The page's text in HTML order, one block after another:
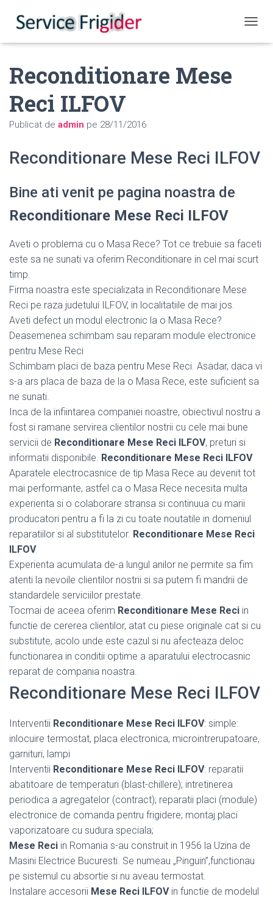
Reconditionare Mese
Reci ILFOV
Publicat de admin pe 28/11/2016
Reconditionare Mese Reci ILFOV
Bine ati venit pe pagina noastra de
Reconditionare Mese Reci ILFOV
Aveti o problema cu o Masa Rece? Tot ce trebuie sa faceti
este sa ne sunati va oferim Reconditionare in cel mai scurt
timp.
Firma noastra este specializata in Reconditionare Mese
Reci pe raza judetului ILFOV, in localitatiile de mai jos.
Aveti defect un modul electronic la o Masa Rece?
Deasemenea schimbam sau reparam module electronice
pentru Mese Reci
Schimbam placi de baza pentru Mese Reci. Asadar, daca vi
s-a ars placa de baza de la o Masa Rece, este suficient sa
ne sunati.
Inca de la infiintarea companiei noastre, obiectivul nostru a
fost si ramane servirea clientilor nostrii cu cele mai bune
servicii de Reconditionare Mese Reci ILFOV, preturi si
informatii disponibile. Reconditionare Mese Reci ILFOV
Aparatele electrocasnice de tip Masa Rece au devenit tot
mai performante, astfel ca o Masa Rece necesita multa
experienta si o colaborare stransa si continuua cu marii
producatori pentru a fi la zi cu toate noutatile in domeniul
reparatiilor si al substitutelor. Reconditionare Mese Reci
ILFOV
Experienta acumulata de-a lungul anilor ne permite sa fim
atenti la nevoile clientilor nostrii si sa putem fi mandrii de
standardele serviciilor prestate.
Tocmai de aceea oferim Reconditionare Mese Reci in
functie de cererea clientilor, atat cu piese originale cat si cu
substitute, acolo unde este cazul si nu afecteaza deloc
functionarea in conditii optime a aparatului electrocasnic
reparat de compania noastra.
Reconditionare Mese Reci ILFOV
Interventii Reconditionare Mese Reci ILFOV: simple:
inlocuire termostat, placa electronica, microintrerupatoare,
garnituri, lampi
Interventii Reconditionare Mese Reci ILFOV: reparatii
abatitoare de temperaturi (blast-chillere); intretinerea
periodica a agregatelor (contract); reparatii placi (module)
electronice de comanda pentru frigidere; montaj placi
vaporizatoare cu sudura speciala;
Mese Reci in Romania s-au construit in 1956 la Uzina de
Masini Electrice Bucuresti. Se numeau „Pinguin”,functionau
pe sistemul cu absortie si nu aveau termostat.
Instalare accesorii Mese Reci ILFOVin functie de modelul